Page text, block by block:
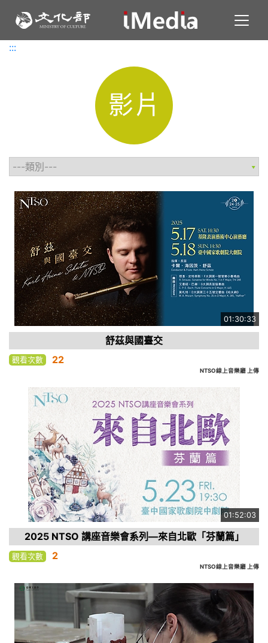
:::
:::
影片
01:30:33
舒茲與國臺交
觀看次數 22
NTSO線上音樂廳 上傳
01:52:03
2025 NTSO 講座音樂會系列—來自北歐「芬蘭篇」
觀看次數 2
NTSO線上音樂廳 上傳